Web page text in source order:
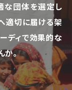
な団体を選定し
適切に届ける架
ディで効果的な
。